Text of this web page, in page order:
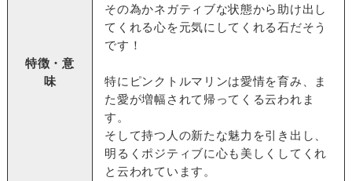
特徴・意
味
その為かネガティブな状態から助け出し
てくれる心を元気にしてくれる石だそう
です！
特にピンクトルマリンは愛情を育み、ま
た愛が増幅されて帰ってくる云われま
す。
そして持つ人の新たな魅力を引き出し、
明るくポジティブに心も美しくしてくれ
と云われています。